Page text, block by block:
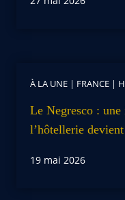
À LA UNE | FRANCE |
Le Negresco :
l’hôtellerie
19 mai 2026